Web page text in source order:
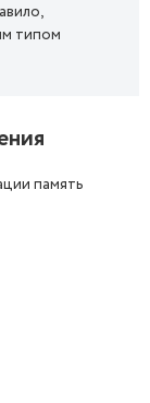
типом
память